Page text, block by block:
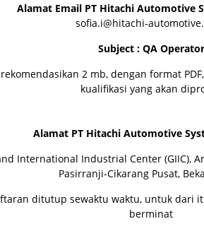
Alamat Email PT Hitachi Automotive
sofia.i@hitachi-
Subject : QA Operator
2 mb, dengan format
kualifikasi yang akan
Alamat PT Hitachi Automotive
International Industrial Center (GIIC),
Pasirranji-Cikarang Pusat,
ditutup sewaktu waktu, untuk dari
berminat